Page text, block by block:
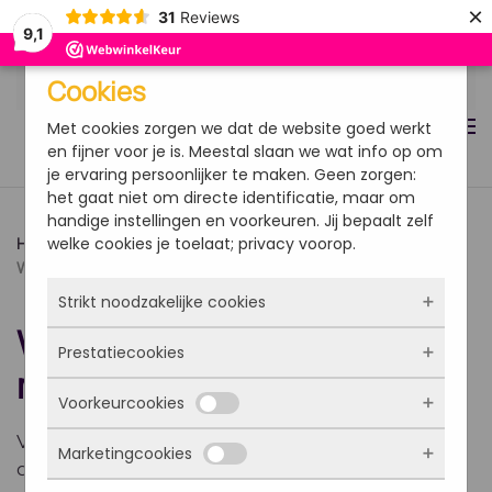
9,1
31 Reviews ×
Overslaan en naar de inhoud gaan
Home Kennisartikelen
Productinformatie
Wanneer cranberry, D-mannose & uva ursi?
Wanneer cranberry, D-
mannose & uva ursi?
Vitaminenspecialists’ Cranberry met uva ursi en
d-mannose is een krachtige formule gemaakt
Cookies
Met cookies zorgen we dat de website goed werkt
en fijner voor je is. Meestal slaan we wat info op om
je ervaring persoonlijker te maken. Geen zorgen:
het gaat niet om directe identificatie, maar om
handige instellingen en voorkeuren. Jij bepaalt zelf
welke cookies je toelaat; privacy voorop.
Strikt noodzakelijke cookies
Deze cookies zorgen ervoor dat de website
überhaupt werkt. Ze zijn dus altijd actief en
kunnen niet worden uitgezet. Meestal worden
ze alleen geplaatst als jij iets doet, zoals
inloggen, een formulier invullen of je
privacyvoorkeuren opslaan. Je kunt je browser
Prestatiecookies
Met deze cookies zien we hoe vaak onze site
bezocht wordt, waar bezoekers vandaan
komen en welke pagina’s populair zijn. Zo
kunnen we de website blijven verbeteren.
Voorkeurcookies
Deze cookies onthouden jouw voorkeuren.
Bijvoorbeeld taalkeuze of ingevulde gegevens.
Marketingcookies